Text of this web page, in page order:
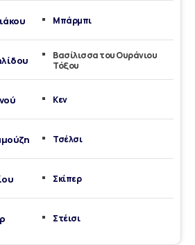
Μπάρμπι
Βασίλισσα του Ουράνιου
Τόξου
Κεν
Τσέλσι
Σκίπερ
Στέισι